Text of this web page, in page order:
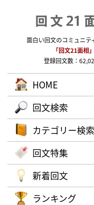
面白い回文のコミュニテ
「回文21面相」
登録回文数：
HOME
回文検索
カテゴリー検索
回文特集
新着回文
ランキング